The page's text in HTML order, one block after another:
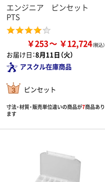
エンジニア ピンセット
PTS
￥253 ￥12,724
お届け日：8月11日（火）
アスクル在庫商品
ピンセット
寸法・材質・販売単位違いの商品が7商品あり
ます